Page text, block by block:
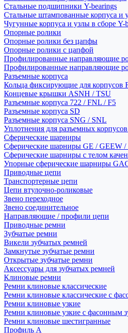
Стальные подшипники Y-bearings
Стальные штампованные корпуса и
Чугунные корпуса и узлы в сборе Y-
Опорные ролики
Опорные ролики без цапфы
Опорные ролики с цапфой
Профилированные направляющие
Профилированные направляющие
Разъемные корпуса
Кольца фиксирующие для корпусов
Концевые крышки ASNH / TSU
Разъемные корпуса 722 / FNL / F5
Разъемные корпуса SD
Разъемные корпуса SNG / SNL
Уплотнения для разъемных
Сферические шарниры
Сферические шарниры GE / GEEW
Сферические шарниры с телом
Упорные сферические шарниры
Приводные цепи
Транспортерные цепи
Цепи втулочно-роликовые
Звено переходное
Звено соединительное
Направляющие / профили цепи
Приводные ремни
Зубчатые ремни
Викели зубчатых ремней
Замкнутые зубчатые ремни
Открытые зубчатые ремни
Аксессуары для зубчатых ремней
Клиновые ремни
Ремни клиновые классические
Ремни клиновые классические с
Ремни клиновые узкие
Ремни клиновые узкие с фасонным
Ремни клиновые шестигранные
Профиль A